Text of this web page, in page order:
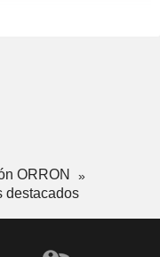
ORRON
destacados